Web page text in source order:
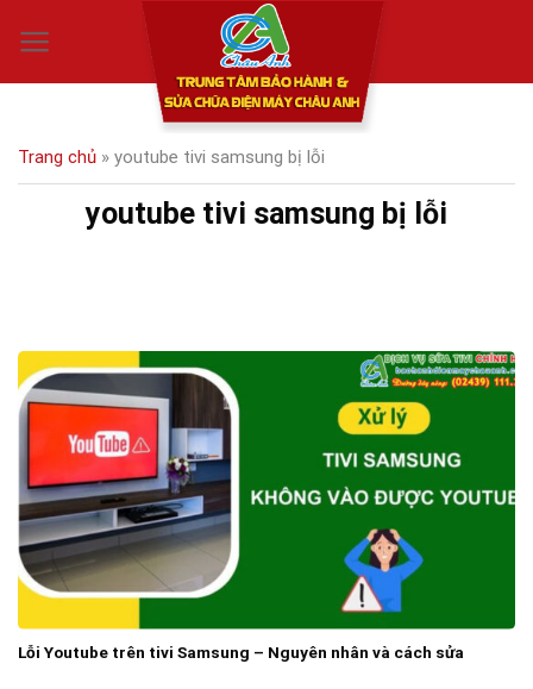
Trang chủ » youtube tivi samsung bị lỗi
youtube tivi samsung bị lỗi
Lỗi Youtube trên tivi Samsung – Nguyên nhân và cách sửa